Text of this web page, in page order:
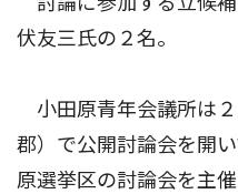
伏友三氏の２名。
小田原青年会議所は
郡）で公開討論会を開
原選挙区の討論会を主